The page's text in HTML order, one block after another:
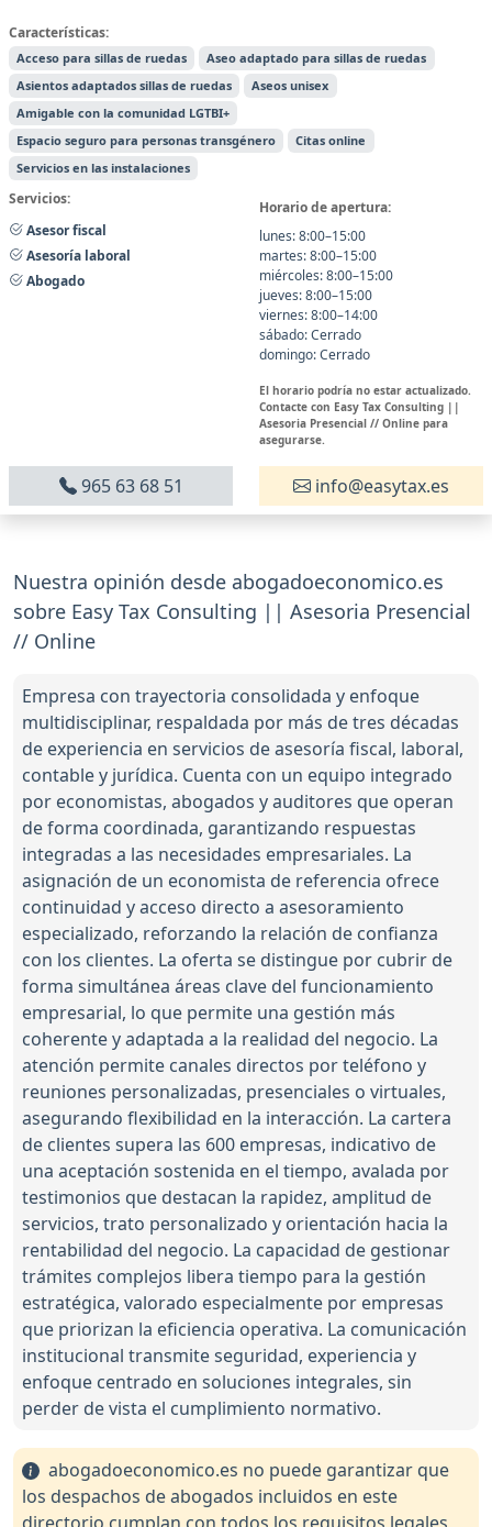
Características:
Acceso para sillas de ruedas
Aseo adaptado para sillas de ruedas
Asientos adaptados sillas de ruedas
Aseos unisex
Amigable con la comunidad LGTBI+
Espacio seguro para personas transgénero
Citas online
Servicios en las instalaciones
Servicios:
Asesor fiscal
Asesoría laboral
Abogado
Horario de apertura:
lunes: 8:00–15:00
martes: 8:00–15:00
miércoles: 8:00–15:00
jueves: 8:00–15:00
viernes: 8:00–14:00
sábado: Cerrado
domingo: Cerrado
El horario podría no estar actualizado.
Contacte con Easy Tax Consulting ||
Asesoria Presencial // Online para
asegurarse.
965 63 68 51 info@easytax.es
Nuestra opinión desde abogadoeconomico.es
sobre Easy Tax Consulting || Asesoria Presencial
// Online
Empresa con trayectoria consolidada y enfoque
multidisciplinar, respaldada por más de tres décadas
de experiencia en servicios de asesoría fiscal, laboral,
contable y jurídica. Cuenta con un equipo integrado
por economistas, abogados y auditores que operan
de forma coordinada, garantizando respuestas
integradas a las necesidades empresariales. La
asignación de un economista de referencia ofrece
continuidad y acceso directo a asesoramiento
especializado, reforzando la relación de confianza
con los clientes. La oferta se distingue por cubrir de
forma simultánea áreas clave del funcionamiento
empresarial, lo que permite una gestión más
coherente y adaptada a la realidad del negocio. La
atención permite canales directos por teléfono y
reuniones personalizadas, presenciales o virtuales,
asegurando flexibilidad en la interacción. La cartera
de clientes supera las 600 empresas, indicativo de
una aceptación sostenida en el tiempo, avalada por
testimonios que destacan la rapidez, amplitud de
servicios, trato personalizado y orientación hacia la
rentabilidad del negocio. La capacidad de gestionar
trámites complejos libera tiempo para la gestión
estratégica, valorado especialmente por empresas
que priorizan la eficiencia operativa. La comunicación
institucional transmite seguridad, experiencia y
enfoque centrado en soluciones integrales, sin
perder de vista el cumplimiento normativo.
abogadoeconomico.es no puede garantizar que
los despachos de abogados incluidos en este
directorio cumplan con todos los requisitos legales,